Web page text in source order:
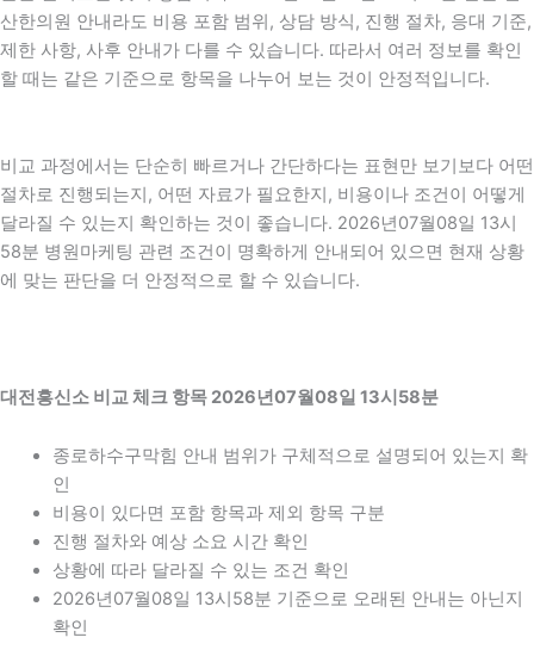
산한의원 안내라도 비용 포함 범위, 상담 방식, 진행 절차, 응대 기준,
제한 사항, 사후 안내가 다를 수 있습니다. 따라서 여러 정보를 확인
할 때는 같은 기준으로 항목을 나누어 보는 것이 안정적입니다.
비교 과정에서는 단순히 빠르거나 간단하다는 표현만 보기보다 어떤
절차로 진행되는지, 어떤 자료가 필요한지, 비용이나 조건이 어떻게
달라질 수 있는지 확인하는 것이 좋습니다. 2026년07월08일 13시
58분 병원마케팅 관련 조건이 명확하게 안내되어 있으면 현재 상황
에 맞는 판단을 더 안정적으로 할 수 있습니다.
대전흥신소 비교 체크 항목 2026년07월08일 13시58분
종로하수구막힘 안내 범위가 구체적으로 설명되어 있는지 확
인
비용이 있다면 포함 항목과 제외 항목 구분
진행 절차와 예상 소요 시간 확인
상황에 따라 달라질 수 있는 조건 확인
2026년07월08일 13시58분 기준으로 오래된 안내는 아닌지
확인